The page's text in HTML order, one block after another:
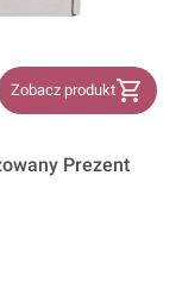
Zobacz produkt
Prezent